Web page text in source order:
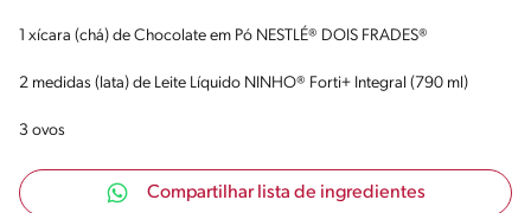
1 xícara (chá) de Chocolate em Pó NESTLÉ® DOIS FRADES®
2 medidas (lata) de Leite Líquido NINHO® Forti+ Integral (790 ml)
3 ovos
Compartilhar lista de ingredientes